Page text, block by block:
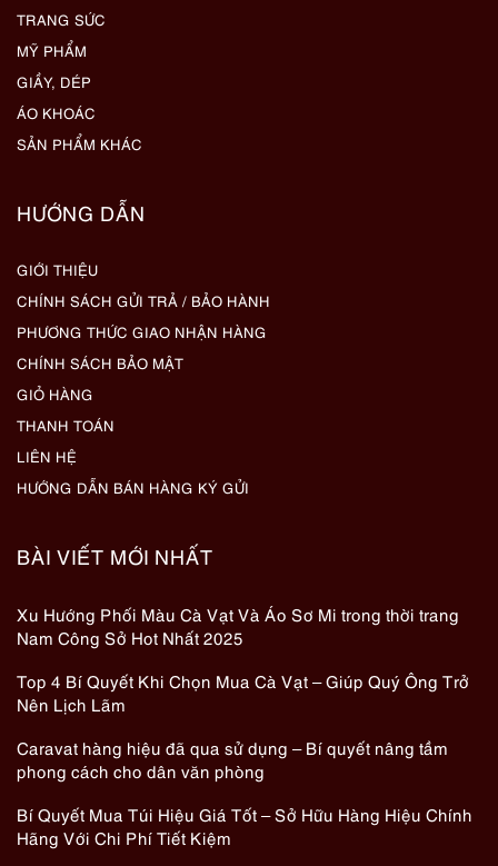
TRANG SỨC
MỸ PHẨM
GIẦY, DÉP
ÁO KHOÁC
SẢN PHẨM KHÁC
HƯỚNG DẪN
GIỚI THIỆU
CHÍNH SÁCH GỬI TRẢ / BẢO HÀNH
PHƯƠNG THỨC GIAO NHẬN HÀNG
CHÍNH SÁCH BẢO MẬT
GIỎ HÀNG
THANH TOÁN
LIÊN HỆ
HƯỚNG DẪN BÁN HÀNG KÝ GỬI
BÀI VIẾT MỚI NHẤT
Xu Hướng Phối Màu Cà Vạt Và Áo Sơ Mi trong thời trang
Nam Công Sở Hot Nhất 2025
Top 4 Bí Quyết Khi Chọn Mua Cà Vạt – Giúp Quý Ông Trở
Nên Lịch Lãm
Caravat hàng hiệu đã qua sử dụng – Bí quyết nâng tầm
phong cách cho dân văn phòng
Bí Quyết Mua Túi Hiệu Giá Tốt – Sở Hữu Hàng Hiệu Chính
Hãng Với Chi Phí Tiết Kiệm